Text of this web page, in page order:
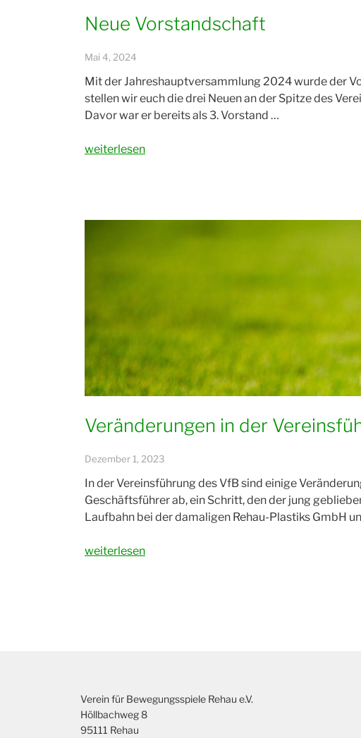
Neue Vorstandschaft
Mai 4, 2024
Mit der Jahreshauptversammlung 2024 wurde der
stellen wir euch die drei Neuen an der Spitze des
Davor war er bereits als 3. Vorstand …
„Neue
weiterlesen
Veränderungen in der
Dezember 1, 2023
In der Vereinsführung des VfB sind einige
Geschäftsführer ab, ein Schritt, den der jung
Laufbahn bei der damaligen Rehau-Plastiks GmbH
„Veränderungen
weiterlesen
Verein für Bewegungsspiele Rehau e.V.
Höllbachweg 8
95111 Rehau